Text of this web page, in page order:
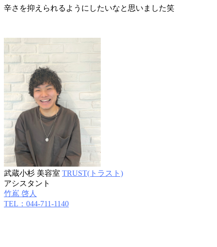
辛さを抑えられるようにしたいなと思いました笑
武蔵小杉 美容室 TRUST(トラスト)
アシスタント
竹嶌 啓人
TEL：044-711-1140